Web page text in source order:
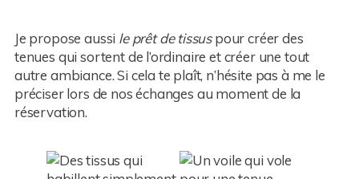
Je propose aussi le prêt de tissuspour créer des
tenues qui sortent de l’ordinaire et créer une tout
autre ambiance. Si cela te plaît, n’hésite pas à me le
préciser lors de nos échanges au moment de la
réservation.